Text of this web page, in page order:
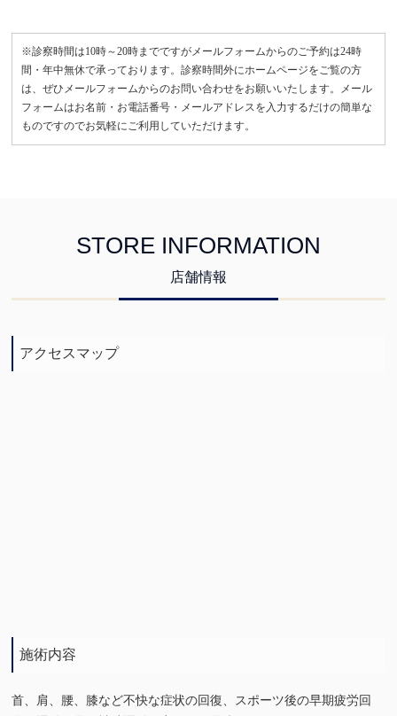
※診察時間は10時～20時までですがメールフォームからのご予約は24時
間・年中無休で承っております。診察時間外にホームページをご覧の方
は、ぜひメールフォームからのお問い合わせをお願いいたします。メール
フォームはお名前・お電話番号・メールアドレスを入力するだけの簡単な
ものですのでお気軽にご利用していただけます。
STORE INFORMATION
店舗情報
アクセスマップ
施術内容
首、肩、腰、膝など不快な症状の回復、スポーツ後の早期疲労回